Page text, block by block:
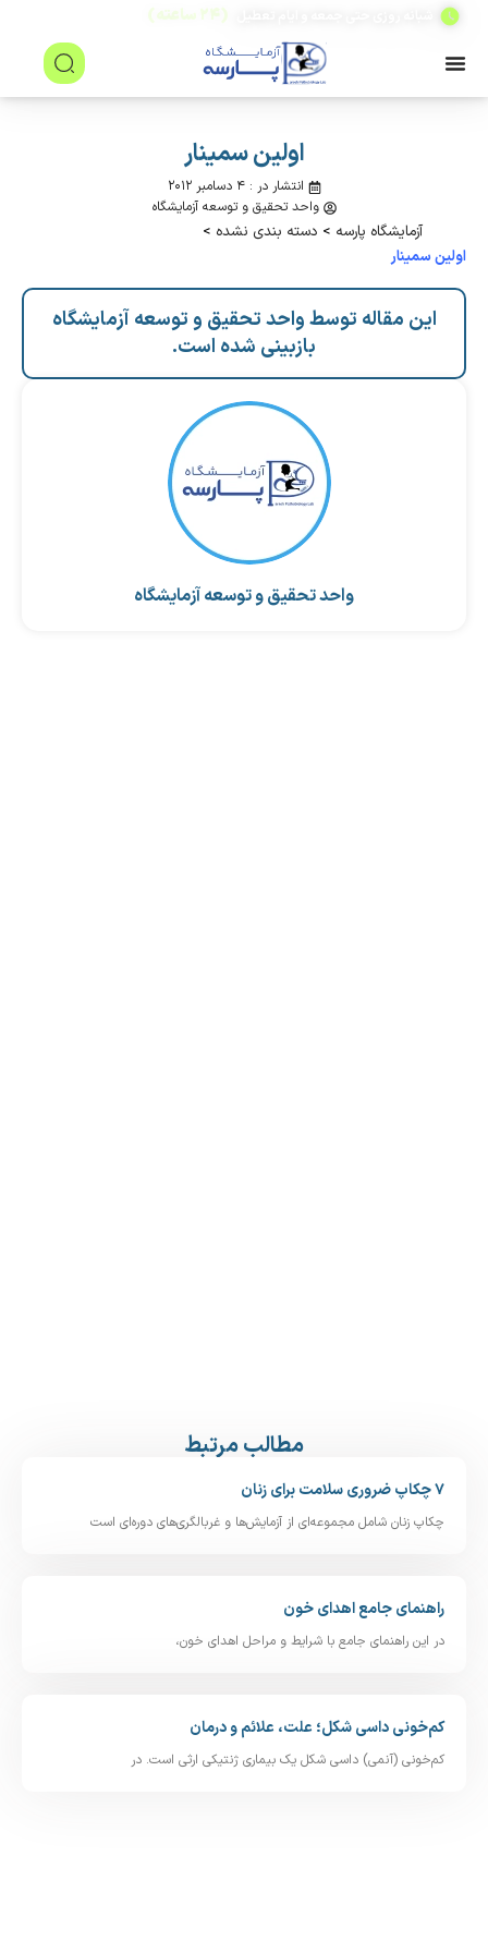
(۲۴ ساعته)
اولین سمینار
انتشار در : ۴ دسامبر ۲۰۱۲
واحد تحقیق و توسعه آزمایشگاه
آزمایشگاه پارسه > دسته بندی نشده >
اولین سمینار
این مقاله توسط واحد تحقیق و توسعه آزمایشگاه
بازبینی شده است.
واحد تحقیق و توسعه آزمایشگاه
مطالب مرتبط
۷ چکاپ ضروری سلامت برای زنان
چکاپ زنان شامل مجموعه‌ای از آزمایش‌ها و غربالگری‌های دوره‌ای است
راهنمای جامع اهدای خون
در این راهنمای جامع با شرایط و مراحل اهدای خون،
کم‌خونی داسی‌ شکل؛ علت، علائم و درمان
کم‌خونی (آنمی) داسی‌ شکل یک بیماری ژنتیکی ارثی است. در